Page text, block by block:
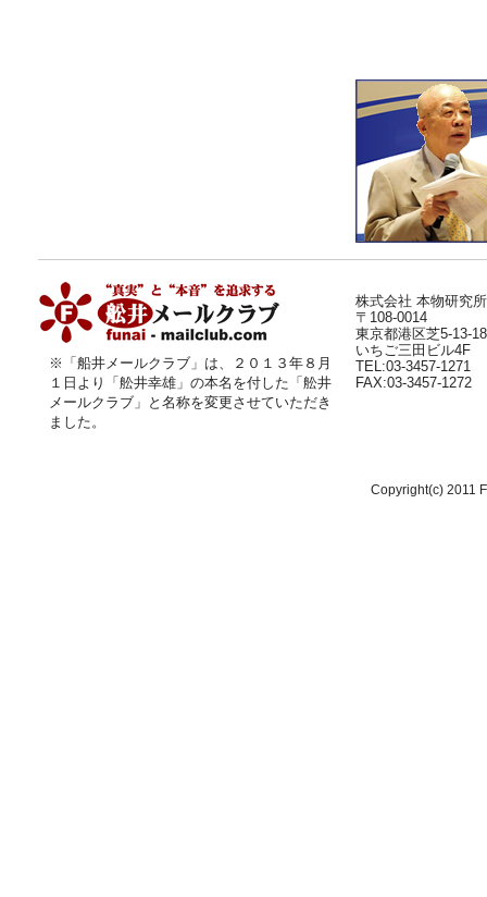
※「船井メールクラブ」は、２０１３年８月
１日より
「舩井幸雄」 の本名を付した「舩井
メールクラブ」と名称を変更させていただき
ました。
株式会社 本物研究所
〒108-0014
東京都港区芝5-13-18
いちご三田ビル4F
TEL:03-3457-1271
FAX:03-3457-1272
Copyright(c) 2011